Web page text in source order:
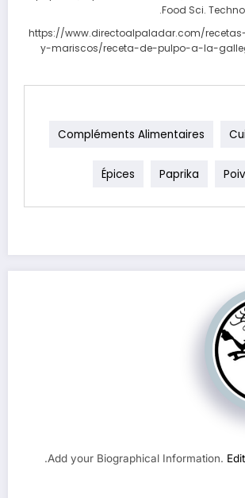
Food Sci.
https://www.directoalpaladar.com/
y-mariscos/receta-de-pulpo-a-la-
Compléments Alimentaires
Épices Paprika
Add your Biographical Information.